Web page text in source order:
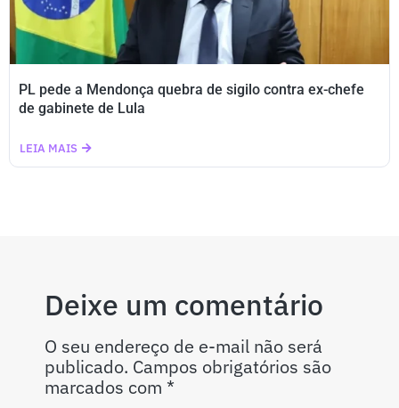
PL pede a Mendonça quebra de sigilo contra ex-chefe
de gabinete de Lula
LEIA MAIS
Deixe um comentário
O seu endereço de e-mail não será
publicado. Campos obrigatórios são
marcados com *